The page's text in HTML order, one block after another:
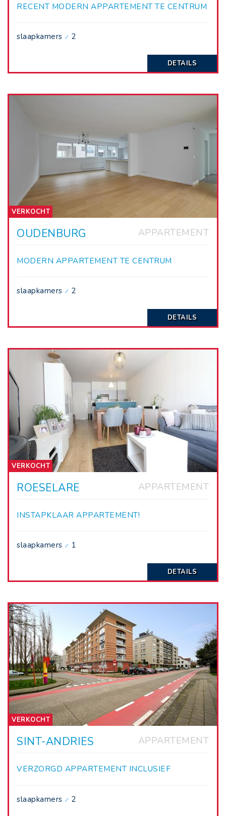
RECENT MODERN APPARTEMENT TE CENTRUM
slaapkamers 2
DETAILS
VERKOCHT
OUDENBURG APPARTEMENT
MODERN APPARTEMENT TE CENTRUM
slaapkamers 2
DETAILS
VERKOCHT
ROESELARE APPARTEMENT
INSTAPKLAAR APPARTEMENT!
slaapkamers 1
DETAILS
VERKOCHT
SINT-ANDRIES APPARTEMENT
VERZORGD APPARTEMENT INCLUSIEF
slaapkamers 2